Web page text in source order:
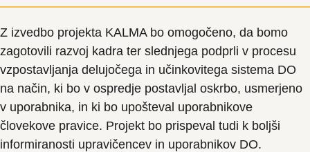
Z izvedbo projekta KALMA bo omogočeno, da bomo
zagotovili razvoj kadra ter slednjega podprli v procesu
vzpostavljanja delujočega in učinkovitega sistema DO
na način, ki bo v ospredje postavljal oskrbo, usmerjeno
v uporabnika, in ki bo upošteval uporabnikove
človekove pravice. Projekt bo prispeval tudi k boljši
informiranosti upravičencev in uporabnikov DO.